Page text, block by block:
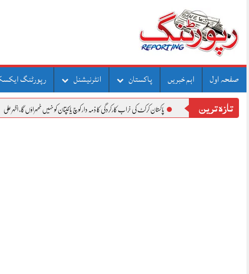
صفحہ اول اہم خبریں پاکستان انٹرنیشنل رپورٹنگ
تازہ ترین پاکستان کرکٹ کی خراب کارکردگی کا ذمہ دار کوچ یا کپتان کو نہیں ٹھہراؤں گا، اظہر علی